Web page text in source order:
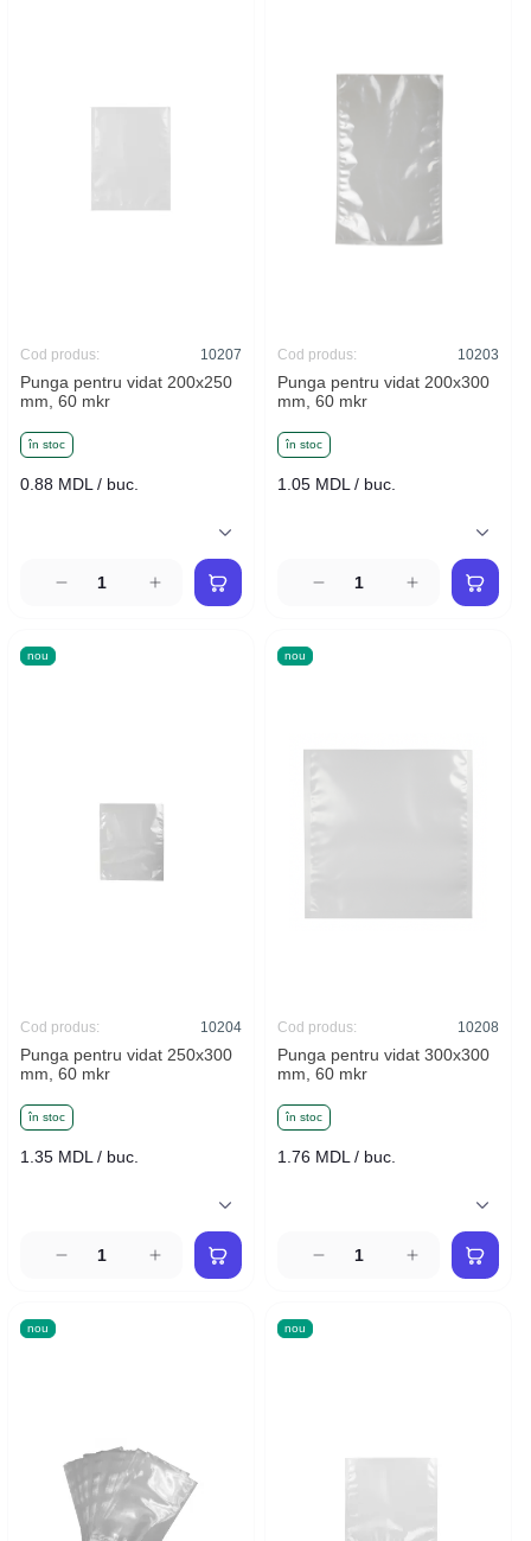
în stoc
Punga pentru vidat 200x250
mm, 60 mkr
Cod produs: 10207
0.88 MDL / buc.
în stoc
Punga pentru vidat 200x300
mm, 60 mkr
Cod produs: 10203
1.05 MDL / buc.
nou
în stoc
Punga pentru vidat 250x300
mm, 60 mkr
Cod produs: 10204
1.35 MDL / buc.
nou
în stoc
Punga pentru vidat 300x300
mm, 60 mkr
Cod produs: 10208
1.76 MDL / buc.
nou nou